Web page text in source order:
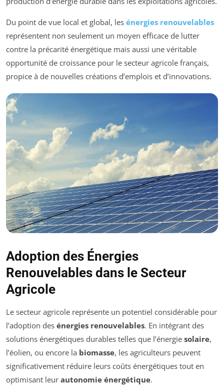
Du point de vue local et global, les énergies renouvelables
représentent non seulement un moyen efficace de lutter
contre la précarité énergétique mais aussi une véritable
opportunité de croissance pour le secteur agricole français,
propice à de nouvelles créations d’emplois et d’innovations.
Adoption des Énergies
Renouvelables dans le Secteur
Agricole
Le secteur agricole représente un potentiel considérable pour
l’adoption des énergies renouvelables. En intégrant des
solutions énergétiques durables telles que l’énergie solaire,
l’éolien, ou encore la biomasse, les agriculteurs peuvent
significativement réduire leurs coûts énergétiques tout en
optimisant leur autonomie énergétique.